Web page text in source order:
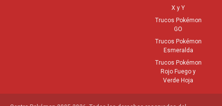
X y Y
Trucos Pokémon
GO
Trucos Pokémon
Esmeralda
Trucos Pokémon
Rojo Fuego y
Verde Hoja